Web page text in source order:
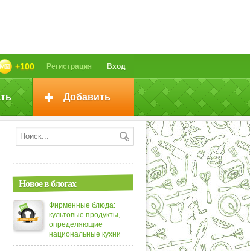
Вход
Регистрация
+100
Добавить
Новое в блогах
Фирменные блюда:
культовые продукты,
определяющие
национальные кухни